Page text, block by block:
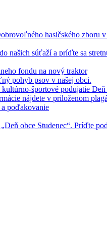
hasičského zboru v
našich súťaží a príďte sa
fondu na nový traktor
pohyb psov v našej obci.
športové podujatie
nájdete v priloženom
poďakovanie
obce Studenec“. Príďte